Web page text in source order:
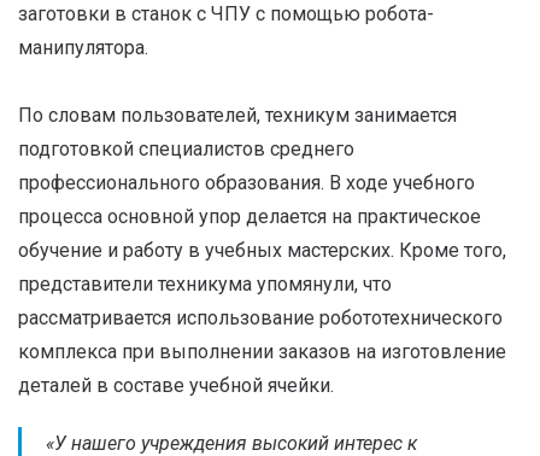
заготовки в станок с ЧПУ с помощью робота-
манипулятора.
По словам пользователей, техникум занимается
подготовкой специалистов среднего
профессионального образования. В ходе учебного
процесса основной упор делается на практическое
обучение и работу в учебных мастерских. Кроме того,
представители техникума упомянули, что
рассматривается использование робототехнического
комплекса при выполнении заказов на изготовление
деталей в составе учебной ячейки.
«У нашего учреждения высокий интерес к